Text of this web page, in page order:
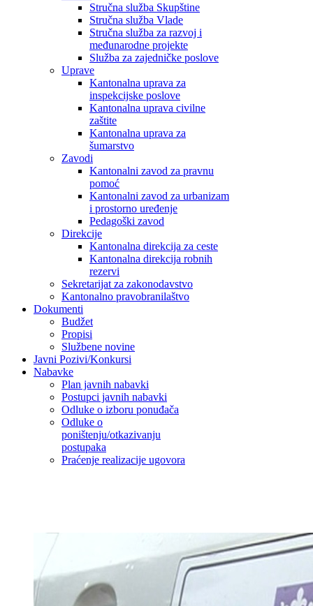
Stručna služba Skupštine
Stručna služba Vlade
Stručna služba za razvoj i
međunarodne projekte
Služba za zajedničke poslove
Uprave
Kantonalna uprava za
inspekcijske poslove
Kantonalna uprava civilne
zaštite
Kantonalna uprava za
šumarstvo
Zavodi
Kantonalni zavod za pravnu
pomoć
Kantonalni zavod za urbanizam
i prostorno uređenje
Pedagoški zavod
Direkcije
Kantonalna direkcija za ceste
Kantonalna direkcija robnih
rezervi
Sekretarijat za zakonodavstvo
Kantonalno pravobranilaštvo
Dokumenti
Budžet
Propisi
Službene novine
Javni Pozivi/Konkursi
Nabavke
Plan javnih nabavki
Postupci javnih nabavki
Odluke o izboru ponuđača
Odluke o
poništenju/otkazivanju
postupaka
Praćenje realizacije ugovora